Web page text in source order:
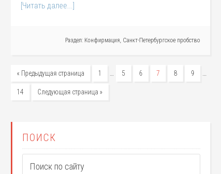
[Читать далее...]
Раздел: Конфирмация, Санкт-Петербургское пробство
« Предыдущая страница 1 … 5 6 7 8 9 …
14 Следующая страница »
ПОИСК